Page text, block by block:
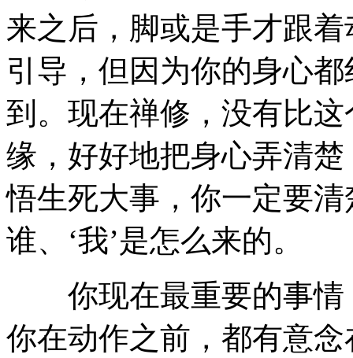
来之后，脚或是手才跟
引导，但因为你的身心
到。现在禅修，没有比
缘，好好地把身心弄清楚
悟生死大事，你一定要清
谁、‘我’是怎么来的。
你现在最重要的事情
你在动作之前，都有意